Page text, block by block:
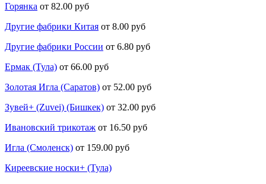
Горянка от 82.00 руб
Другие фабрики Китая от 8.00 руб
Другие фабрики России от 6.80 руб
Ермак (Тула) от 66.00 руб
Золотая Игла (Саратов) от 52.00 руб
Зувей+ (Zuvei) (Бишкек) от 32.00 руб
Ивановский трикотаж от 16.50 руб
Игла (Смоленск) от 159.00 руб
Киреевские носки+ (Тула)